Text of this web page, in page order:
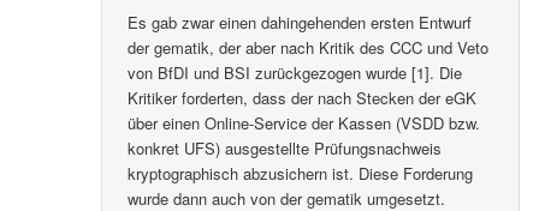
Es gab zwar einen dahingehenden ersten Entwurf
der gematik, der aber nach Kritik des CCC und Veto
von BfDI und BSI zurückgezogen wurde [1]. Die
Kritiker forderten, dass der nach Stecken der eGK
über einen Online-Service der Kassen (VSDD bzw.
konkret UFS) ausgestellte Prüfungsnachweis
kryptographisch abzusichern ist. Diese Forderung
wurde dann auch von der gematik umgesetzt.